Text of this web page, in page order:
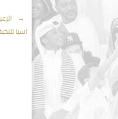
←
آسيا